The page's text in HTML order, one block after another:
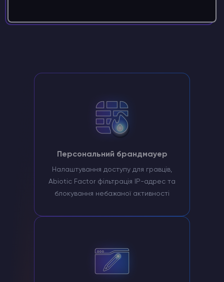
Персональний брандмауер
Налаштування доступу для гравців,
Abiotic Factor фільтрація IP-адрес та
блокування небажаної активності